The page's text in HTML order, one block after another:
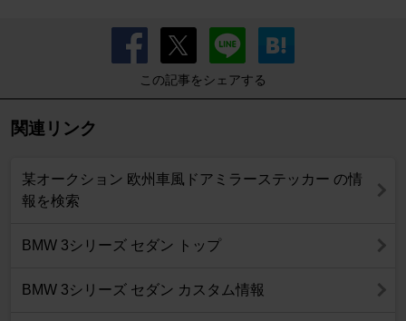
この記事をシェアする
関連リンク
某オークション 欧州車風ドアミラーステッカー の情
報を検索
BMW 3シリーズ セダン トップ
BMW 3シリーズ セダン カスタム情報